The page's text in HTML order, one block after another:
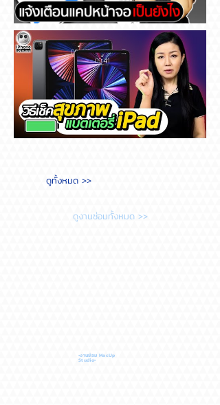
Messenger แจ้งเตือนแคปหน้า
จอ เป็นยังไง
วิธีเช็คสุขภาพแบตเตอรี่ iPad
ต้องทำยังไง?
ดูทั้งหมด >>
ดูงานซ่อมทั้งหมด >>
•งานซ่อม MacUp
Studio•